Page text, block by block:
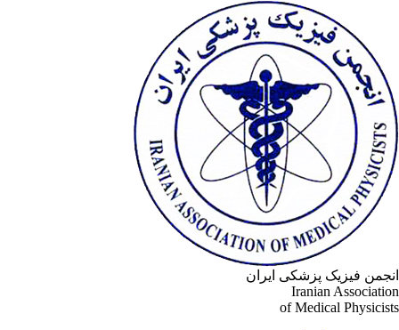
فیزیک پزشکی ایران
Iranian
of Medical